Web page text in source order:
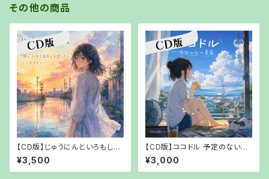
その他の商品
【CD版】じゅうにんといろもしも
僕が、「明日いなくなる」と言った
ら～ミズタマリリ【【郵送でお渡
し】
¥3,500
【CD版】ココドル 予定のない夏
篇 【【郵送でお渡し】
¥3,000